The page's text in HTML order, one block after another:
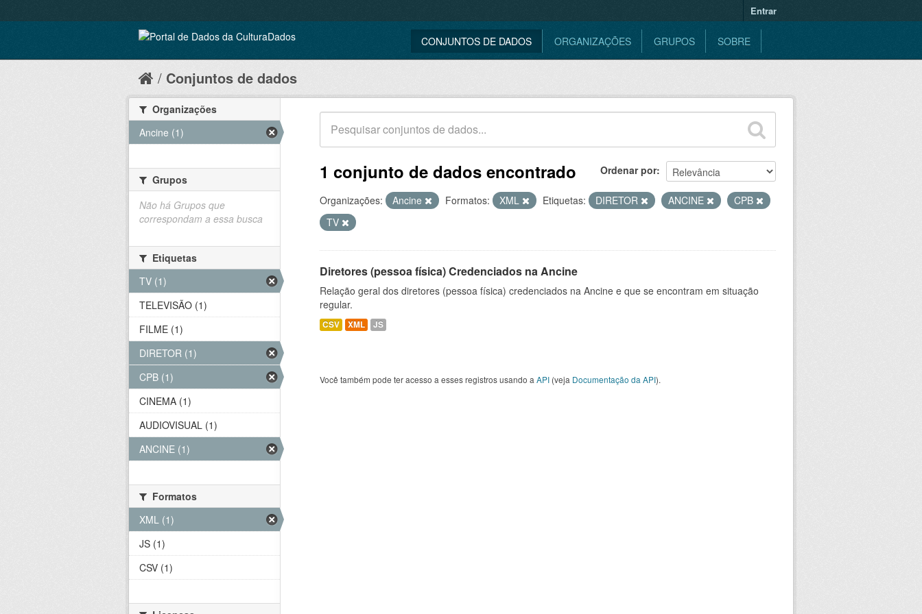
Entrar
CONJUNTOS DE DADOS ORGANIZAÇÕES GRUPOS SOBRE
Conjuntos de dados
Ordenar por
1 conjunto de dados encontrado
Organizações: Ancine Formatos: XML Etiquetas: DIRETOR ANCINE
CPB
TV
Diretores (pessoa física) Credenciados na Ancine
Relação geral dos diretores (pessoa física) credenciados na Ancine e que se encontram em situação
regular.
CSV XML JS
Você também pode ter acesso a esses registros usando a API (veja Documentação da API).
Organizações
Ancine (1)
Grupos
Não há Grupos que
correspondam a essa busca
Etiquetas
TV (1)
TELEVISÃO (1)
FILME (1)
DIRETOR (1)
CPB (1)
CINEMA (1)
AUDIOVISUAL (1)
ANCINE (1)
Formatos
XML (1)
JS (1)
CSV (1)